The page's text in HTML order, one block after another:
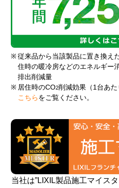
※ 従来品から当該製品に置き換え
住時の暖冷房などのエネルギー
排出削減量
※ 居住時のCO2削減効果（1台あた
こちら をご覧ください。
当社は”LIXIL製品施工マイス